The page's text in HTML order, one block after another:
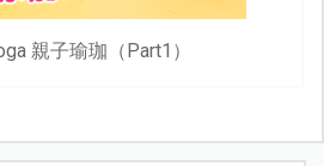
親子瑜珈（Part1）